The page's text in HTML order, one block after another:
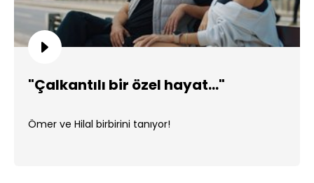
"Çalkantılı bir özel hayat..."
Ömer ve Hilal birbirini tanıyor!